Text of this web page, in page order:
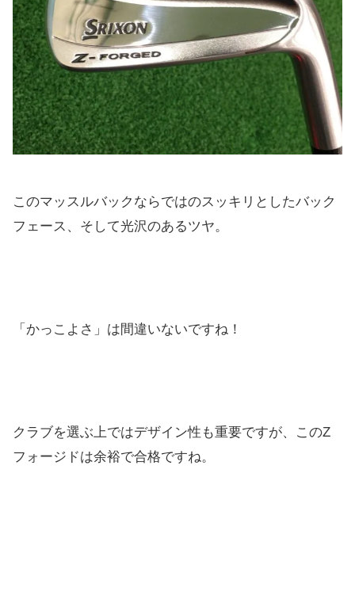
このマッスルバックならではのスッキリとしたバック
フェース、そして光沢のあるツヤ。
「かっこよさ」は間違いないですね！
クラブを選ぶ上ではデザイン性も重要ですが、このZ
フォージドは余裕で合格ですね。